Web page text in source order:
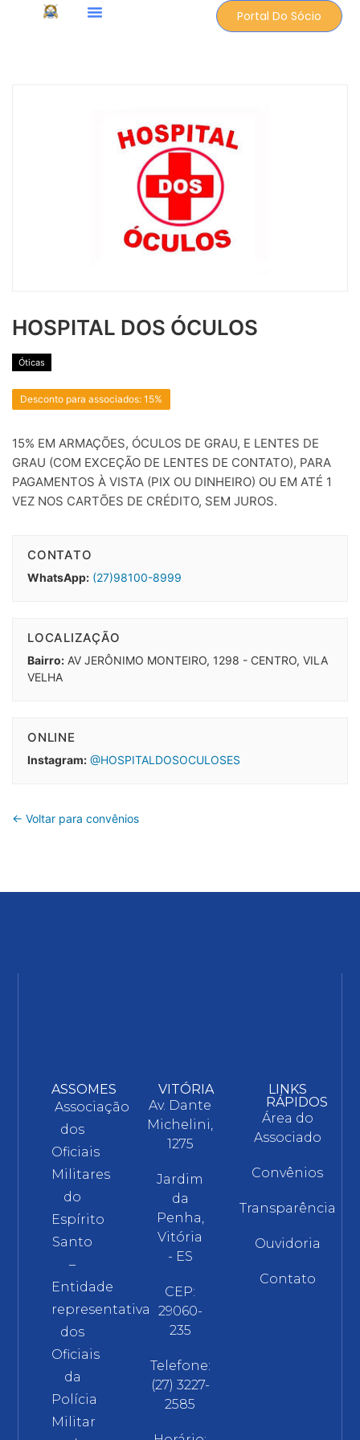
Portal Do Sócio
HOSPITAL DOS ÓCULOS
Óticas
Desconto para associados: 15%
15% EM ARMAÇÕES, ÓCULOS DE GRAU, E LENTES DE
GRAU (COM EXCEÇÃO DE LENTES DE CONTATO), PARA
PAGAMENTOS À VISTA (PIX OU DINHEIRO) OU EM ATÉ 1
VEZ NOS CARTÕES DE CRÉDITO, SEM JUROS.
CONTATO
WhatsApp: (27)98100-8999
LOCALIZAÇÃO
Bairro: AV JERÔNIMO MONTEIRO, 1298 - CENTRO, VILA
VELHA
ONLINE
Instagram: @HOSPITALDOSOCULOSES
← Voltar para convênios
ASSOMES
Associação
dos
Oficiais
Militares
do
Espírito
Santo
–
Entidade
representativa
dos
Oficiais
da
Polícia
Militar
VITÓRIA
Av. Dante
Michelini,
1275
Jardim
da
Penha,
Vitória
- ES
CEP:
29060-
235
Telefone:
(27) 3227-
2585
LINKS
RÁPIDOS
Área do
Associado
Convênios
Transparência
Ouvidoria
Contato